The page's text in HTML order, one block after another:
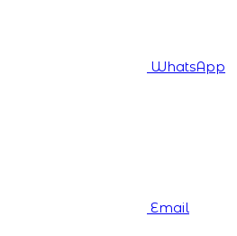
WhatsApp
Email